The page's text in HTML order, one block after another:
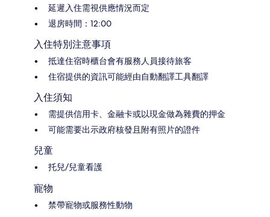
延遲入住需視供應情況而定
退房時間：12:00
入住特別注意事項
抵達住宿時櫃台會有服務人員接待旅客
住宿提供的資訊可能經由自動翻譯工具翻譯
入住須知
需提供信用卡、金融卡或以現金做為雜費的押金
可能需要出示政府核發且附有照片的證件
兒童
托兒/兒童看護
寵物
禁帶寵物或服務性動物